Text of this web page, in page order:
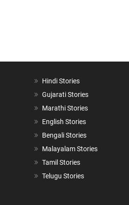
Hindi Stories
Gujarati Stories
Marathi Stories
English Stories
Bengali Stories
Malayalam Stories
Tamil Stories
Telugu Stories